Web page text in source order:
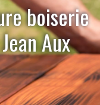
boiserie
Aux